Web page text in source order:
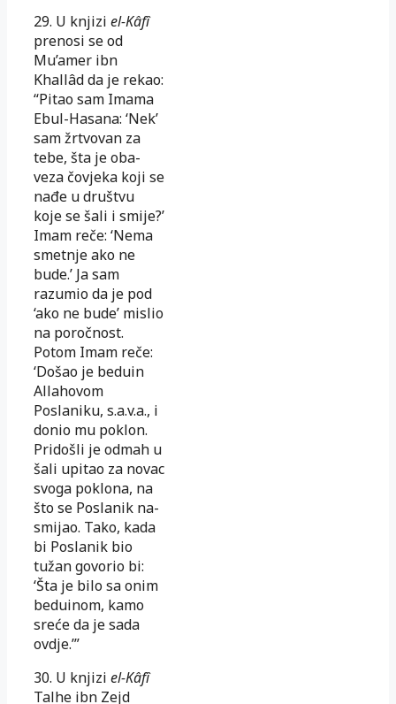
29. U knjizi el-Kâfî
prenosi se od
Mu’amer ibn
Khallâd da je rekao:
“Pi­tao sam Imama
Ebul-Hasana: ‘Nek’
sam žrtvovan za
tebe, šta je oba­
veza čovjeka koji se
nađe u društvu
koje se šali i smije?’
Imam reče: ‘Nema
smetnje ako ne
bude.’ Ja sam
razumio da je pod
‘ako ne bude’ mislio
na poročnost.
Potom Imam reče:
‘Došao je beduin
Alla­hovom
Poslaniku, s.a.v.a., i
donio mu poklon.
Pridošli je od­mah u
šali upitao za novac
svoga poklona, na
što se Poslanik na­
smi­jao. Tako, kada
bi Poslanik bio
tužan govorio bi:
‘Šta je bilo sa onim
beduinom, kamo
sreće da je sada
ovdje.’”
30. U knjizi el-Kâfî
Talhe ibn Zejd